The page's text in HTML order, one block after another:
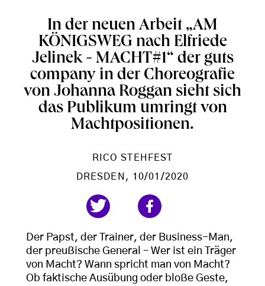
In der neuen Arbeit „AM
KÖNIGSWEG nach Elfriede
Jelinek - MACHT#1“ der guts
company in der Choreografie
von Johanna Roggan sieht sich
das Publikum umringt von
Machtpositionen.
RICO STEHFEST
DRESDEN , 10/01/2020
Der Papst, der Trainer, der Business-Man,
der preußische General – Wer ist ein Träger
von Macht? Wann spricht man von Macht?
Ob faktische Ausübung oder bloße Geste,